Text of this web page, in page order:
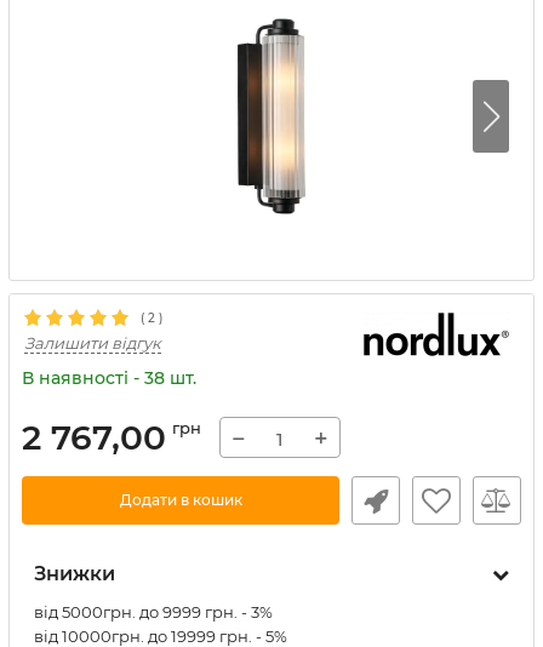
( 2 )
Залишити відгук
В наявності - 38 шт.
2 767,00 грн − +
Додати в кошик
Знижки
від 5000грн. до 9999 грн. - 3%
від 10000грн. до 19999 грн. - 5%